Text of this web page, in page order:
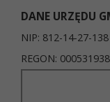
DANE URZĘDU
NIP: 812-14-27-138
REGON: 000531938